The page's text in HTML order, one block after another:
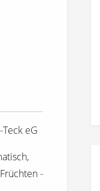
eG
-